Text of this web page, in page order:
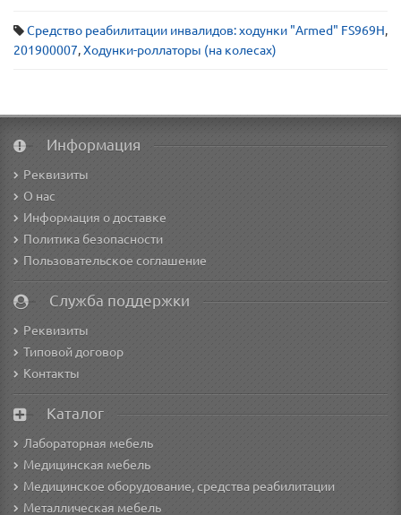
Средство реабилитации инвалидов: ходунки "Armed" FS969H,
201900007,Ходунки-роллаторы (на колесах)
Информация
Реквизиты
О нас
Информация о доставке
Политика безопасности
Пользовательское соглашение
Служба поддержки
Реквизиты
Типовой договор
Контакты
Каталог
Лабораторная мебель
Медицинская мебель
Медицинское оборудование, средства реабилитации
Металлическая мебель